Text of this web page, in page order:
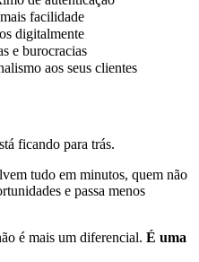
facilidade
digitalmente
e burocracias
aos seus clientes
ficando para trás.
tudo em minutos, quem não
e passa menos
é mais um diferencial. É uma